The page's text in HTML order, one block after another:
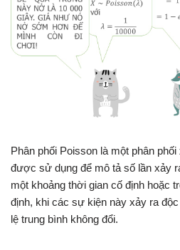
Phân phối Poisson là một phân
được sử dụng để mô tả số lần xảy
một khoảng thời gian cố định hoặc
định, khi các sự kiện này xảy ra
lệ trung bình không đổi.